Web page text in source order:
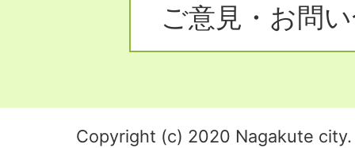
ご意見・お問
Copyright (c) 2020 Nagakute